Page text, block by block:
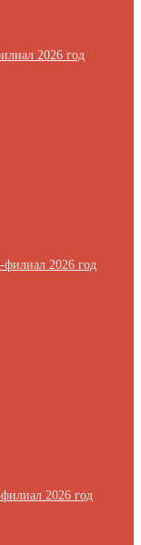
2026 год
филиал 2026 год
филиал 2026 год